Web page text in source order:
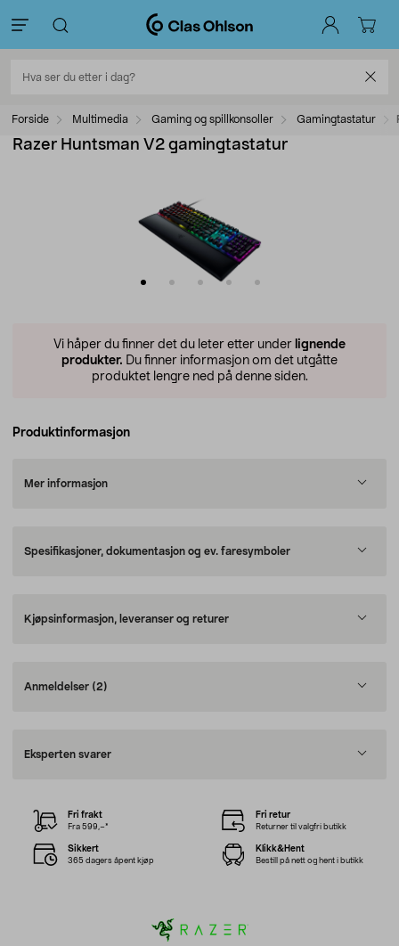
Forside Multimedia Gaming og spillkonsoller Gamingtastatur
Razer Huntsman V2 gamingtastatur
Vi håper du finner det du leter etter under lignende
produkter. Du finner informasjon om det utgåtte
produktet lengre ned på denne siden.
Produktinformasjon
Mer informasjon
Spesifikasjoner, dokumentasjon og ev. faresymboler
Kjøpsinformasjon, leveranser og returer
Anmeldelser (2)
Eksperten svarer
Fri frakt
Fra 599,–*
Fri retur
Returner til valgfri butikk
Sikkert
365 dagers åpent kjøp
Klikk&Hent
Bestill på nett og hent i butikk